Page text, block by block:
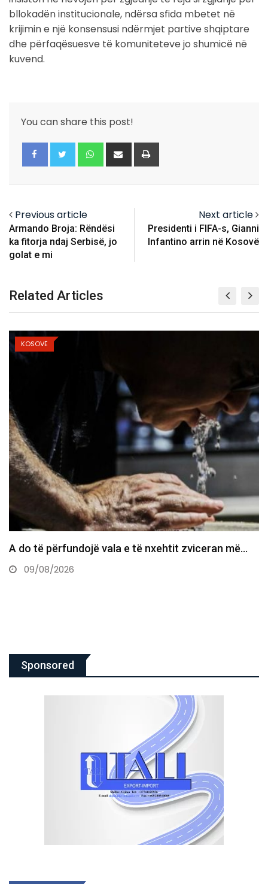
bllokadën institucionale, ndërsa sfida mbetet në
krijimin e një konsensusi ndërmjet partive shqiptare
dhe përfaqësuesve të komuniteteve jo shumicë në
kuvend.
You can share this post!
Whatsapp
Share
via
Previous article
Armando Broja: Rëndësi
ka fitorja ndaj Serbisë, jo
golat e mi
Next article
Presidenti i FIFA-s, Gianni
Infantino arrin në Kosovë
Related Articles
KOSOVË
Daut Haradinaj: Rruga e vetmja rrugë për ta kthyer
shtetin…
Sponsored